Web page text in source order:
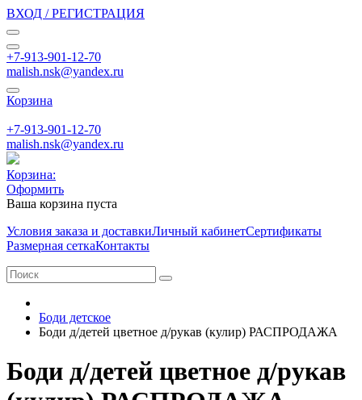
ВХОД / РЕГИСТРАЦИЯ
+7-913-901-12-70
malish.nsk@yandex.ru
Корзина
+7-913-901-12-70
malish.nsk@yandex.ru
Корзина:
Оформить
Ваша корзина пуста
Условия заказа и доставкиЛичный кабинетСертификаты
Размерная сеткаКонтакты
Боди детское
Боди д/детей цветное д/рукав (кулир) РАСПРОДАЖА
Боди д/детей цветное д/рукав